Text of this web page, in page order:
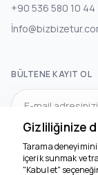
+90 536 580 10 44
BÜLTENE KAYIT OL
SOSYAL MEDYA
Gizliliğinize
Tarama
içerik sunmak ve
"Kabul et"